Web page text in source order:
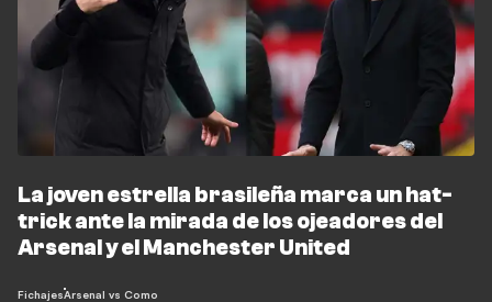
La joven estrella brasileña marca un hat-
trick ante la mirada de los ojeadores del
Arsenal y el Manchester United
FichajesArsenal vs Como